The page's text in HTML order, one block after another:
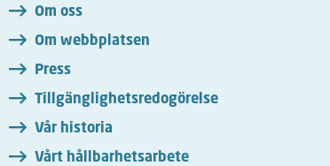
Om oss
Om webbplatsen
Press
Tillgänglighetsredogörelse
Vår historia
Vårt hållbarhetsarbete